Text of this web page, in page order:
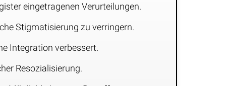
eingetragenen Verurteilungen.
Stigmatisierung zu verringern.
Integration verbessert.
Resozialisierung.